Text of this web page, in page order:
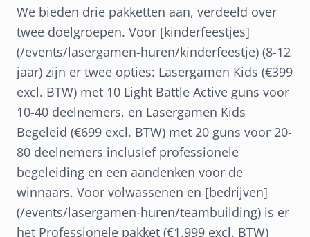
We bieden drie pakketten aan, verdeeld over
twee doelgroepen. Voor [kinderfeestjes]
(/events/lasergamen-huren/kinderfeestje) (8-12
jaar) zijn er twee opties: Lasergamen Kids (€399
excl. BTW) met 10 Light Battle Active guns voor
10-40 deelnemers, en Lasergamen Kids
Begeleid (€699 excl. BTW) met 20 guns voor 20-
80 deelnemers inclusief professionele
begeleiding en een aandenken voor de
winnaars. Voor volwassenen en [bedrijven]
(/events/lasergamen-huren/teambuilding) is er
het Professionele pakket (€1.999 excl. BTW)